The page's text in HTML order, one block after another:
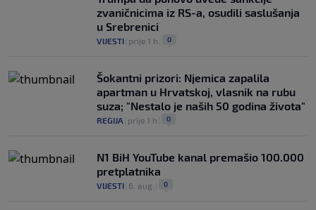
zvaničnicima iz RS-a, osudili saslušanja
u Srebrenici
VIJESTI prije 1 h 0
Šokantni prizori: Njemica zapalila
apartman u Hrvatskoj, vlasnik na rubu
suza; "Nestalo je naših 50 godina života"
REGIJA prije 1 h 0
N1 BiH YouTube kanal premašio 100.000
pretplatnika
VIJESTI 6. aug. 0